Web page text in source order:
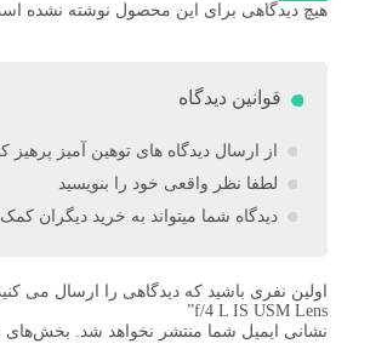
هیچ دیدگاهی برای این محصول نوشته نشده
قوانین دیدگاه
از ارسال دیدگاه های توهین آمیز پرهیز
لطفا نظر واقعی خود را بنویسید
دیدگاه شما میتواند به خرید دیگران
f/4 L IS USM Lens”
نشانی ایمیل شما منتشر نخواهد شد. بخش‌های